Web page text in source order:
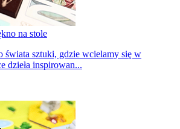
na stole
świata sztuki, gdzie wcielamy się w
dzieła inspirowan...